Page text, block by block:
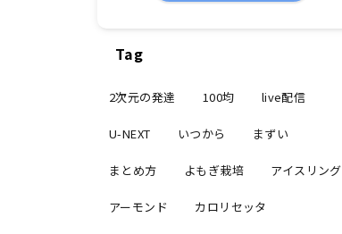
Tag
2次元の発達 100均 live配信
U-NEXT いつから まずい
まとめ方 よもぎ栽培 アイスリング
アーモンド カロリセッタ